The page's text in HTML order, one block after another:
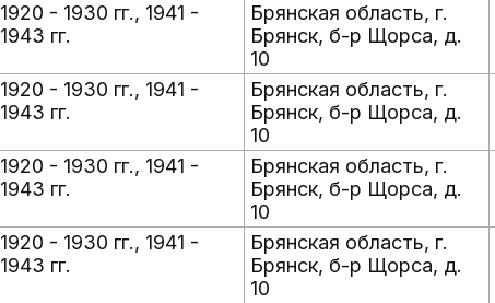
1920 - 1930 гг., 1941 -
1943 гг.
Брянская область, г.
Брянск, б-р Щорса, д.
10
1920 - 1930 гг., 1941 -
1943 гг.
Брянская область, г.
Брянск, б-р Щорса, д.
10
1920 - 1930 гг., 1941 -
1943 гг.
Брянская область, г.
Брянск, б-р Щорса, д.
10
1920 - 1930 гг., 1941 -
1943 гг.
Брянская область, г.
Брянск, б-р Щорса, д.
10